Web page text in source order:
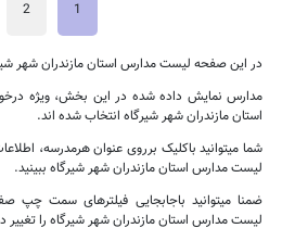
1
2
در این صفحه لیست مدارس استان مازندران شهر
مدارس نمایش داده شده در این بخش، ویژه
استان مازندران شهر شیرگاه انتخاب شده اند.
شما میتوانید باکلیک برروی عنوان هرمدرسه،
لیست مدارس استان مازندران شهر شیرگاه ببینید.
ضمنا میتوانید باجابجایی فیلترهای سمت چپ
لیست مدارس استان مازندران شهر شیرگاه را تغییر